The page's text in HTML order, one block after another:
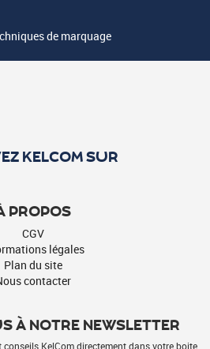
de marquage
KELCOM SUR
PROPOS
CGV
légales
Plan du site
contacter
À NOTRE NEWSLETTER
conseils KelCom directement dans votre boite